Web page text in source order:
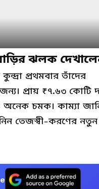
ঝলক
প্রথমবার তাঁদের
প্রায় ₹৭.৬৩ কোটি
চমক। কাম্যা
তেজস্বী-করণের নতুন